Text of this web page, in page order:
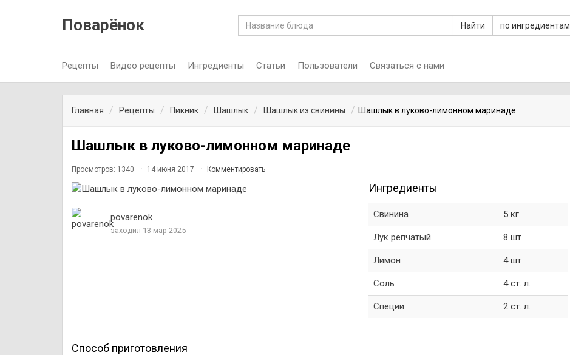
Поварёнок Найти по ингредиентам
Рецепты Видео рецепты Ингредиенты Статьи Пользователи Связаться с нами
Главная Рецепты Пикник Шашлык Шашлык из свинины Шашлык в луково-лимонном маринаде
Шашлык в луково-лимонном маринаде
Просмотров: 1340 14 июня 2017 Комментировать
povarenok
заходил 13 мар 2025
Ингредиенты
Свинина 5 кг
Лук репчатый 8 шт
Лимон 4 шт
Соль 4 ст. л.
Специи 2 ст. л.
Способ приготовления